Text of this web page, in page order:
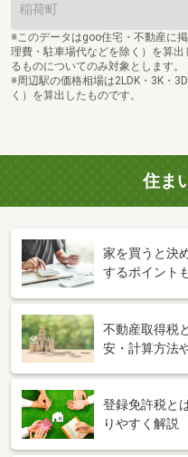
稲荷町
※このデータはgoo住宅・不動産に
理費・駐車場代などを除く）を算
るものについてのみ対象とします。
※周辺駅の価格相場は2LDK・3K・
く）を算出したものです。
住ま
家を買うと決
するポイント
不動産取得税
安・計算方法
登録免許税と
りやすく解説